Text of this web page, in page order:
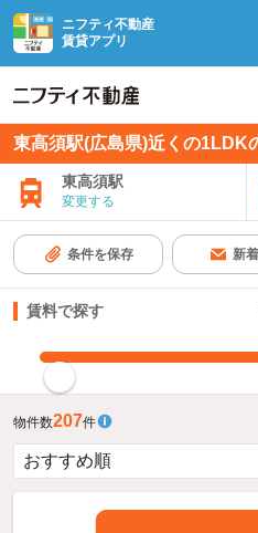
ニフティ不動産
賃貸アプリ
東高須駅(広島県)近くの1LDK
東高須駅
変更する
条件を保存 新
賃料で探す
物件数207件